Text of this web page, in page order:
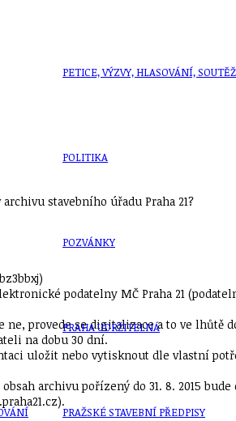
PETICE, VÝZVY, HLASOVÁNÍ,
POLITIKA
POZVÁNKY
PRAHA UDRŽITELNÁ
PRAŽSKÉ STAVEBNÍ PŘEDPISY
stavebního úřadu Praha 21?
podatelny MČ Praha 21
ne, provede se digitalizace a to ve lhůtě
na dobu 30 dní.
uložit nebo vytisknout dle vlastní
archivu pořízený do 31. 8. 2015